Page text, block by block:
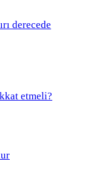
derecede
etmeli?